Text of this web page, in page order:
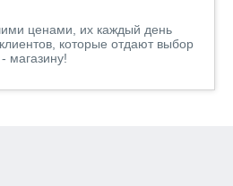
ценами, их каждый день
которые отдают выбор
магазину!